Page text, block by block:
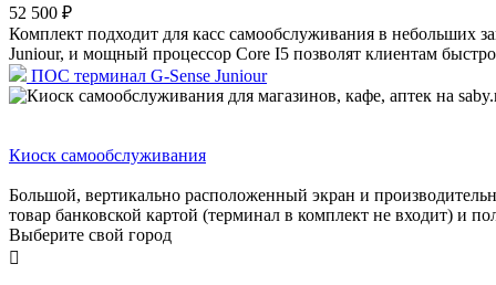
52 500 ₽
Комплект подходит для касс самообслуживания в небольших
Juniour, и мощный процессор Core I5 позволят клиентам
ПОС терминал G-Sense Juniour
Киоск самообслуживания
Большой, вертикально расположенный экран и
товар банковской картой (терминал в комплект не входит) и
Выберите свой город
